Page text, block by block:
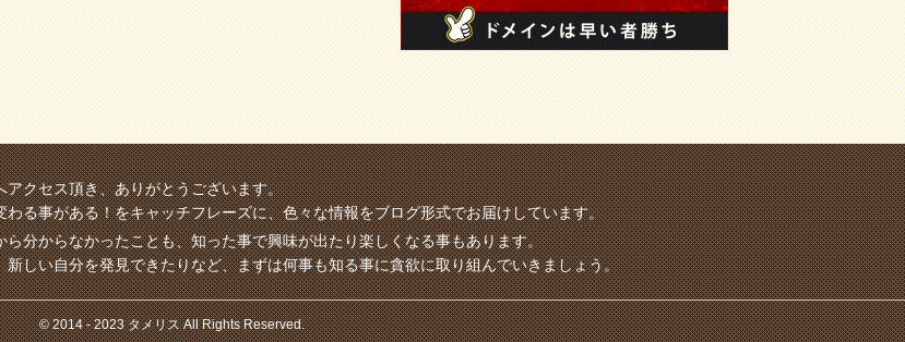
アクセス頂き、ありがとうございます。
わる事がある！をキャッチフレーズに、色々な情報をブログ形式でお届けしています。
ら分からなかったことも、知った事で興味が出たり楽しくなる事もあります。
新しい自分を発見できたりなど、まずは何事も知る事に貪欲に取り組んでいきましょう。
© 2014 - 2023 タメリス All Rights Reserved.